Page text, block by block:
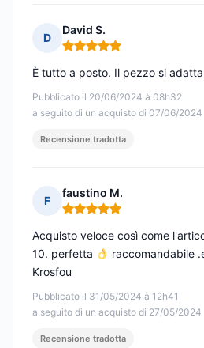
D
David S.
Nota: 5 su 5
Pubblicato il 20/06/2024 à 08h32
a seguito di un acquisto di 07/06/2024
È tutto a posto. Il pezzo si
Recensione tradotta
F
faustino M.
Nota: 5 su 5
Pubblicato il 31/05/2024 à 12h41
a seguito di un acquisto di 27/05/2024
Acquisto veloce così come
10. perfetta
raccomandabile
Krosfou
Recensione tradotta